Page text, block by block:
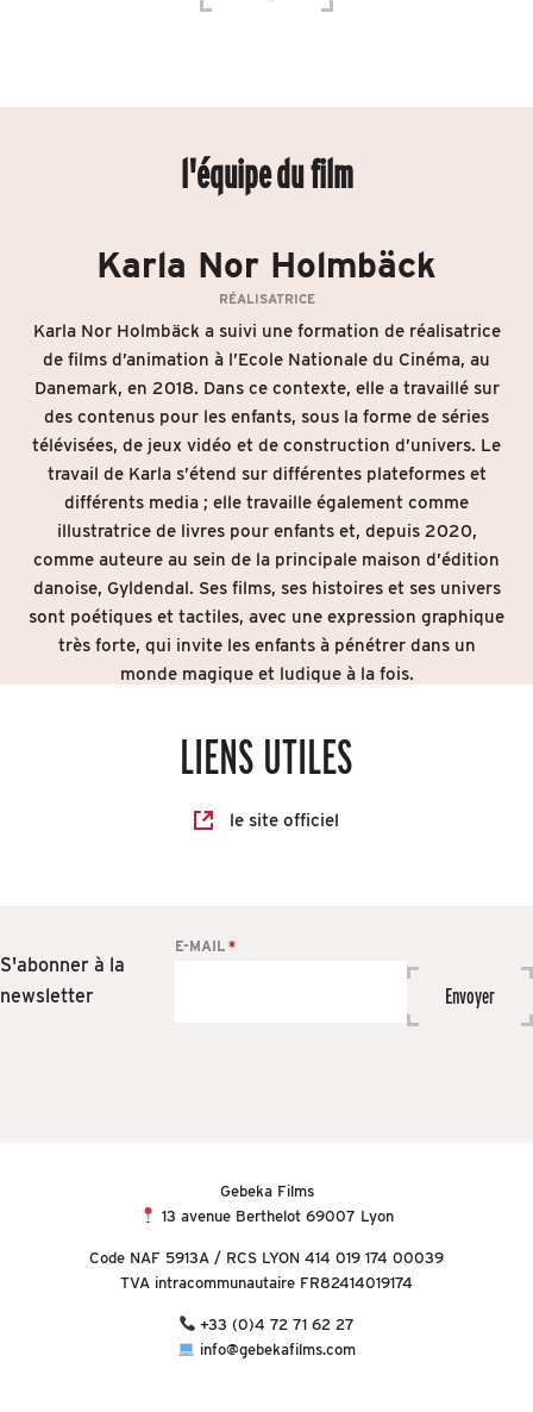
l'équipedu film
Karla Nor Holmbäck
RÉALISATRICE
Karla Nor Holmbäck a suivi une formation de réalisatrice
de films d’animation à l’Ecole Nationale du Cinéma, au
Danemark, en 2018. Dans ce contexte, elle a travaillé sur
des contenus pour les enfants, sous la forme de séries
télévisées, de jeux vidéo et de construction d’univers. Le
travail de Karla s’étend sur différentes plateformes et
différents media ; elle travaille également comme
illustratrice de livres pour enfants et, depuis 2020,
comme auteure au sein de la principale maison d’édition
danoise, Gyldendal. Ses films, ses histoires et ses univers
sont poétiques et tactiles, avec une expression graphique
très forte, qui invite les enfants à pénétrer dans un
monde magique et ludique à la fois.
LIENS UTILES
le site officiel
S'abonner à la
newsletter
Formulaire
E-MAIL *
remplissez
pas
ce
champ.
Envoyer
Gebeka Films
13 avenue Berthelot 69007 Lyon
Code NAF 5913A / RCS LYON 414 019 174 00039
TVA intracommunautaire FR82414019174
+33 (0)4 72 71 62 27
info@gebekafilms.com